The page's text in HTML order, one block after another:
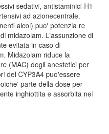
sedativi, antistaminici-H1
ad azionecentrale.
alcol) puo' potenzia re
midazolam. L'assunzione di
evitata in caso di
Midazolam riduce la
(MAC) degli anestetici per
del CYP3A4 puo'essere
parte della dose per
inghiottita e assorbita nel